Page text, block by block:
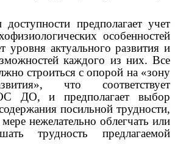
предполагает учет
особенностей
уровня актуального развития и
каждого из них. Все
строиться с опорой на «зону
что соответствует
ДО, и предполагает выбор
посильной трудности,
нежелательно облегчать или
трудность предлагаемой